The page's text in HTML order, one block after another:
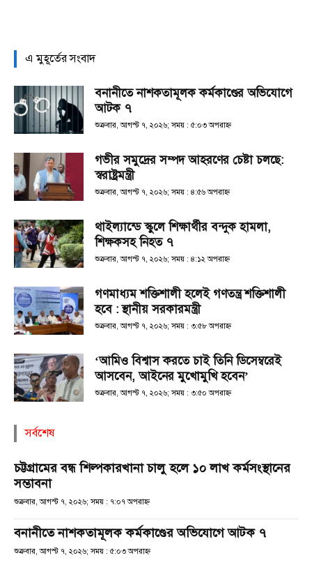
এ মুহূর্তের সংবাদ
বনানীতে নাশকতামূলক কর্মকাণ্ডের অভিযোগে
আটক ৭
শুক্রবার, আগস্ট ৭, ২০২৬; সময় : ৫:০৩ অপরাহ্ণ
গভীর সমুদ্রের সম্পদ আহরণের চেষ্টা চলছে:
স্বরাষ্ট্রমন্ত্রী
শুক্রবার, আগস্ট ৭, ২০২৬; সময় : ৪:৫৬ অপরাহ্ণ
থাইল্যান্ডে স্কুলে শিক্ষার্থীর বন্দুক হামলা,
শিক্ষকসহ নিহত ৭
শুক্রবার, আগস্ট ৭, ২০২৬; সময় : ৪:১২ অপরাহ্ণ
গণমাধ্যম শক্তিশালী হলেই গণতন্ত্র শক্তিশালী
হবে : স্থানীয় সরকারমন্ত্রী
শুক্রবার, আগস্ট ৭, ২০২৬; সময় : ৩:৫৮ অপরাহ্ণ
‘আমিও বিশ্বাস করতে চাই তিনি ডিসেম্বরেই
আসবেন, আইনের মুখোমুখি হবেন’
শুক্রবার, আগস্ট ৭, ২০২৬; সময় : ৩:৫০ অপরাহ্ণ
সর্বশেষ
চট্টগ্রামের বন্ধ শিল্পকারখানা চালু হলে ১০ লাখ কর্মসংস্থানের
সম্ভাবনা
শুক্রবার, আগস্ট ৭, ২০২৬; সময় : ৭:০৭ অপরাহ্ণ
বনানীতে নাশকতামূলক কর্মকাণ্ডের অভিযোগে আটক ৭
শুক্রবার, আগস্ট ৭, ২০২৬; সময় : ৫:০৩ অপরাহ্ণ